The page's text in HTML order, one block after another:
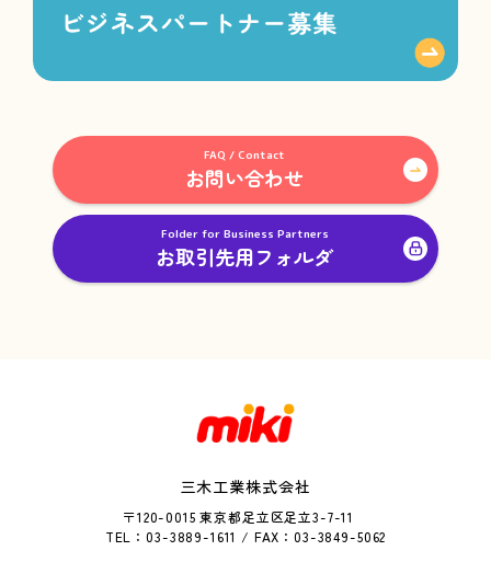
FAQ / Contact
お問い合わせ
Folder for Business Partners
お取引先用フォルダ
三木工業株式会社
〒120-0015 東京都足立区足立3-7-11
TEL：03-3889-1611 / FAX：03-3849-5062